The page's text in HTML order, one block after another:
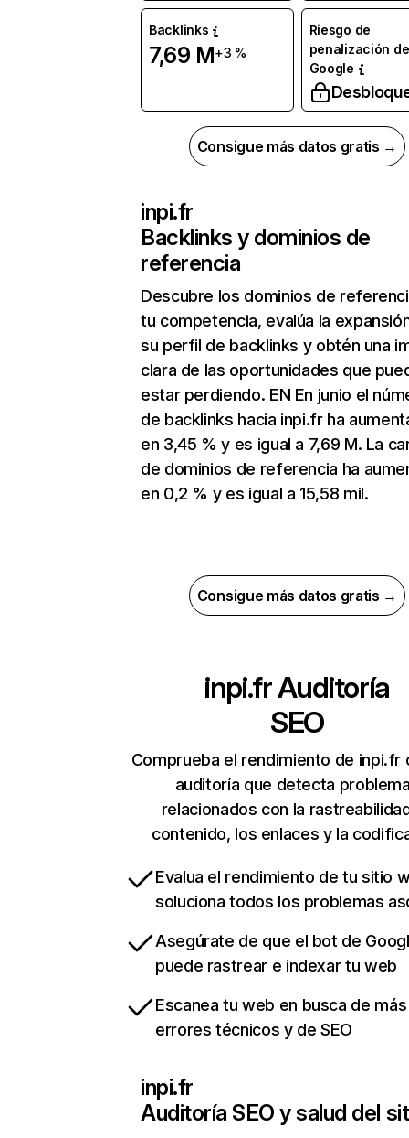
Backlinks
7,69 M+3 %
Riesgo de
penalización de
Google
Consigue más datos gratis →
inpi.fr
Backlinks y dominios de
referencia
Descubre los dominios de
tu competencia, evalúa la
su perfil de backlinks y obtén una
clara de las oportunidades que
estar perdiendo. EN En junio el
de backlinks hacia inpi.fr ha
en 3,45 % y es igual a 7,69 M. La
de dominios de referencia ha
en 0,2 % y es igual a 15,58 mil.
Consigue más datos gratis →
inpi.frAuditoría
SEO
Comprueba el rendimiento de inpi.fr
auditoría que detecta
relacionados con la
contenido, los enlaces y la
Evalua el rendimiento de tu sitio
soluciona todos los problemas
Asegúrate de que el bot de
puede rastrear e indexar tu web
Escanea tu web en busca de
errores técnicos y de SEO
inpi.fr
Auditoría SEO y salud del